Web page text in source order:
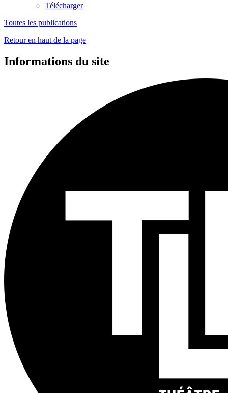
Télécharger
Toutes les publications
Retour en haut de la page
Informations du site